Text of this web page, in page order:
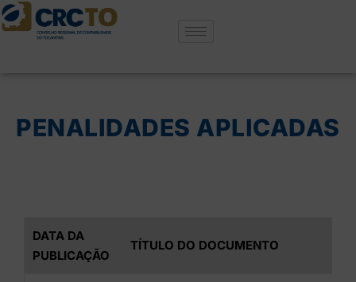
PENALIDADES APLICADAS
DATA DA
PUBLICAÇÃO
TÍTULO DO DOCUMENTO